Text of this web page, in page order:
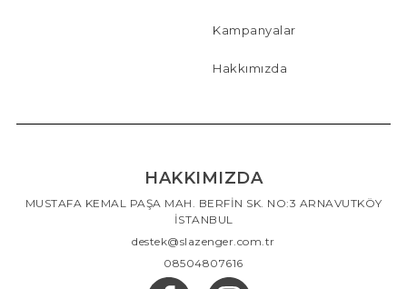
Kampanyalar
Hakkımızda
HAKKIMIZDA
MUSTAFA KEMAL PAŞA MAH. BERFİN SK. NO:3 ARNAVUTKÖY
İSTANBUL
destek@slazenger.com.tr
08504807616